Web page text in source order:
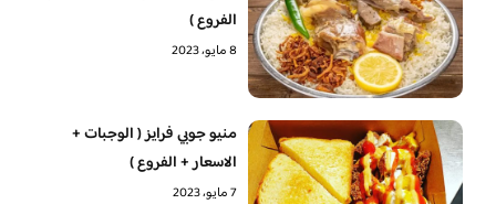
الفروع )
8 مايو، 2023
منيو جوبي فرايز ( الوجبات +
الاسعار + الفروع )
7 مايو، 2023